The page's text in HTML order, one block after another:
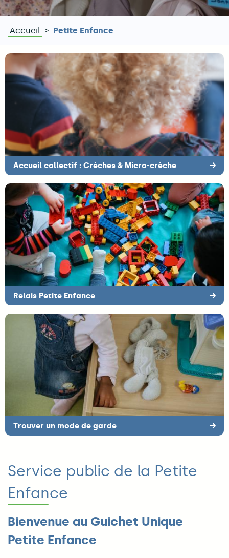
d'Ariane
Accueil Petite Enfance
Accueil collectif : Crèches & Micro-crèche →
Relais Petite Enfance →
Trouver un mode de garde →
Service public de la Petite
Enfance
Bienvenue au Guichet Unique
Petite Enfance